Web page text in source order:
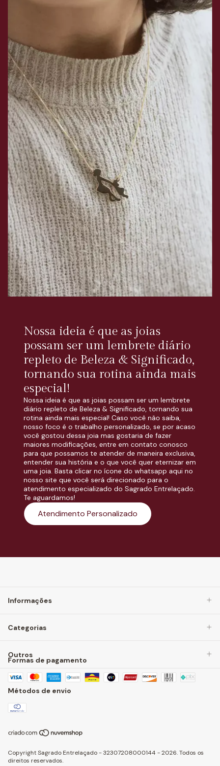
Nossa ideia é que as joias
possam ser um lembrete diário
repleto de Beleza & Significado,
tornando sua rotina ainda mais
especial!
Nossa ideia é que as joias possam ser um lembrete
diário repleto de Beleza & Significado, tornando sua
rotina ainda mais especial! Caso você não saiba,
nosso foco é o trabalho personalizado, se por acaso
você gostou dessa joia mas gostaria de fazer
maiores modificações, entre em contato conosco
para que possamos te atender de maneira exclusiva,
entender sua história e o que você quer eternizar em
uma joia. Basta clicar no ícone do whatsapp aqui no
nosso site que você será direcionado para o
atendimento especializado do Sagrado Entrelaçado.
Te aguardamos!
Atendimento Personalizado
Informações
Categorias
Outros
Formas de pagamento
Métodos de envio
Copyright Sagrado Entrelaçado - 32307208000144 - 2026. Todos os
direitos reservados.